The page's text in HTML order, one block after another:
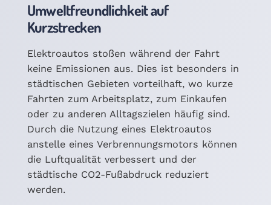
Umweltfreundlichkeit auf
Kurzstrecken
Elektroautos stoßen während der Fahrt
keine Emissionen aus. Dies ist besonders in
städtischen Gebieten vorteilhaft, wo kurze
Fahrten zum Arbeitsplatz, zum Einkaufen
oder zu anderen Alltagszielen häufig sind.
Durch die Nutzung eines Elektroautos
anstelle eines Verbrennungsmotors können
die Luftqualität verbessert und der
städtische CO2-Fußabdruck reduziert
werden.